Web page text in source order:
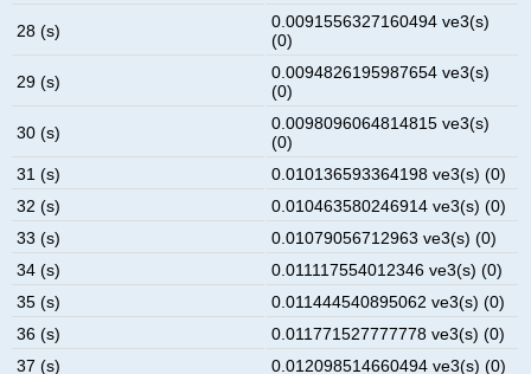
28 (s)
0.0091556327160494 ve3(s)
(0)
29 (s)
0.0094826195987654 ve3(s)
(0)
30 (s)
0.0098096064814815 ve3(s)
(0)
31 (s)
0.010136593364198 ve3(s) (0)
32 (s)
0.010463580246914 ve3(s) (0)
33 (s)
0.01079056712963 ve3(s) (0)
34 (s)
0.011117554012346 ve3(s) (0)
35 (s)
0.011444540895062 ve3(s) (0)
36 (s)
0.011771527777778 ve3(s) (0)
37 (s)
0.012098514660494 ve3(s) (0)